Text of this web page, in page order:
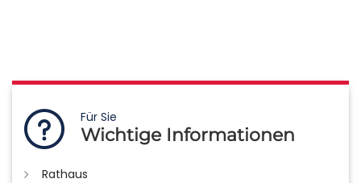
Für Sie
Wichtige Informationen
Rathaus